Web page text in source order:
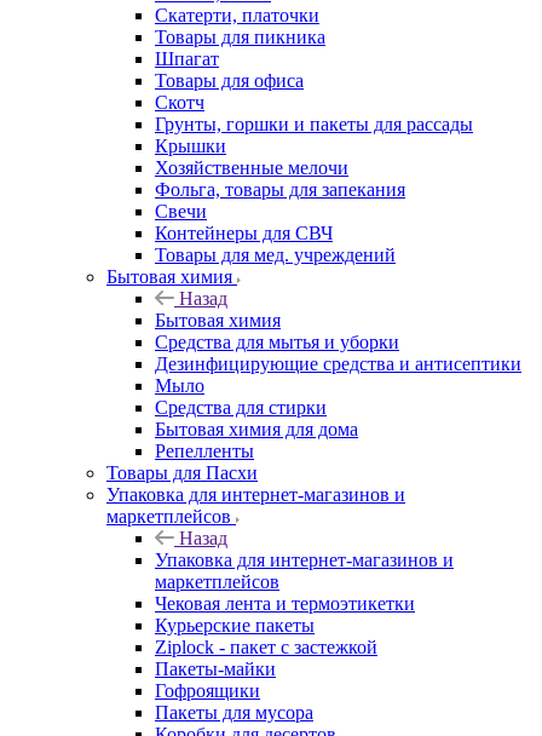
Скатерти, платочки
Товары для пикника
Шпагат
Товары для офиса
Скотч
Грунты, горшки и пакеты для рассады
Крышки
Хозяйственные мелочи
Фольга, товары для запекания
Свечи
Контейнеры для СВЧ
Товары для мед. учреждений
Бытовая химия
Назад
Бытовая химия
Средства для мытья и уборки
Дезинфицирующие средства и антисептики
Мыло
Средства для стирки
Бытовая химия для дома
Репелленты
Товары для Пасхи
Упаковка для интернет-магазинов и
маркетплейсов
Назад
Упаковка для интернет-магазинов и
маркетплейсов
Чековая лента и термоэтикетки
Курьерские пакеты
Ziplock - пакет с застежкой
Пакеты-майки
Гофроящики
Пакеты для мусора